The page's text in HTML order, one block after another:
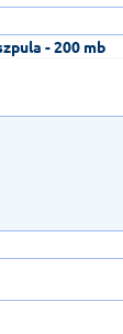
- 200 mb